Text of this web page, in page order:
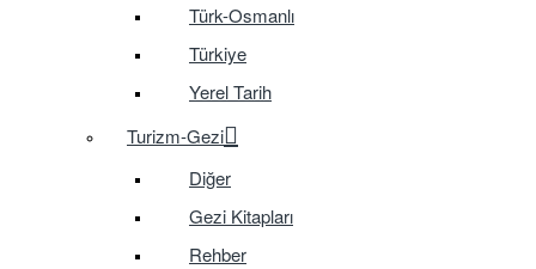
Türk-Osmanlı
Türkiye
Yerel Tarih
Turizm-Gezi
Diğer
Gezi Kitapları
Rehber